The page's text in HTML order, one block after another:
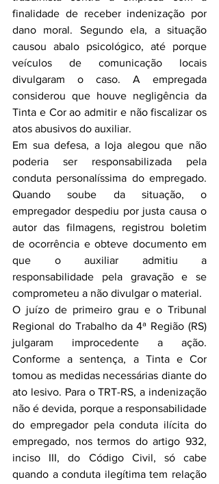
finalidade de receber indenização por
dano moral. Segundo ela, a situação
causou abalo psicológico, até porque
veículos de comunicação locais
divulgaram o caso. A empregada
considerou que houve negligência da
Tinta e Cor ao admitir e não fiscalizar os
atos abusivos do auxiliar.
Em sua defesa, a loja alegou que não
poderia ser responsabilizada pela
conduta personalíssima do empregado.
Quando soube da situação, o
empregador despediu por justa causa o
autor das filmagens, registrou boletim
de ocorrência e obteve documento em
que o auxiliar admitiu a
responsabilidade pela gravação e se
comprometeu a não divulgar o material.
O juízo de primeiro grau e o Tribunal
Regional do Trabalho da 4ª Região (RS)
julgaram improcedente a ação.
Conforme a sentença, a Tinta e Cor
tomou as medidas necessárias diante do
ato lesivo. Para o TRT-RS, a indenização
não é devida, porque a responsabilidade
do empregador pela conduta ilícita do
empregado, nos termos do artigo 932,
inciso III, do Código Civil, só cabe
quando a conduta ilegítima tem relação